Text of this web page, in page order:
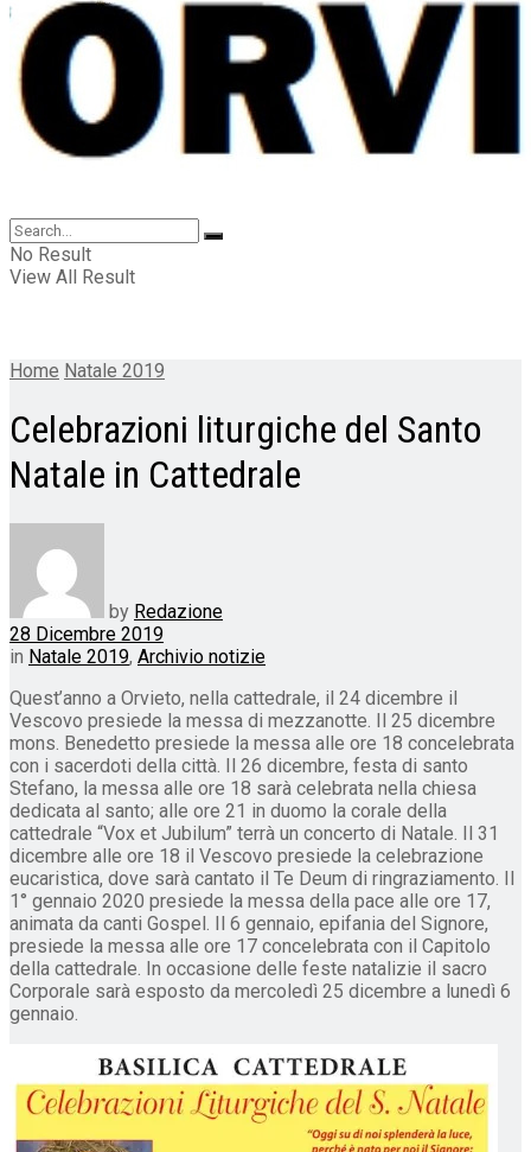
No Result
View All Result
Home Natale 2019
Celebrazioni liturgiche del Santo
Natale in Cattedrale
by Redazione
28 Dicembre 2019
in Natale 2019, Archivio notizie
Quest’anno a Orvieto, nella cattedrale, il 24 dicembre il
Vescovo presiede la messa di mezzanotte. Il 25 dicembre
mons. Benedetto presiede la messa alle ore 18 concelebrata
con i sacerdoti della città. Il 26 dicembre, festa di santo
Stefano, la messa alle ore 18 sarà celebrata nella chiesa
dedicata al santo; alle ore 21 in duomo la corale della
cattedrale “Vox et Jubilum” terrà un concerto di Natale. Il 31
dicembre alle ore 18 il Vescovo presiede la celebrazione
eucaristica, dove sarà cantato il Te Deum di ringraziamento. Il
1° gennaio 2020 presiede la messa della pace alle ore 17,
animata da canti Gospel. Il 6 gennaio, epifania del Signore,
presiede la messa alle ore 17 concelebrata con il Capitolo
della cattedrale. In occasione delle feste natalizie il sacro
Corporale sarà esposto da mercoledì 25 dicembre a lunedì 6
gennaio.